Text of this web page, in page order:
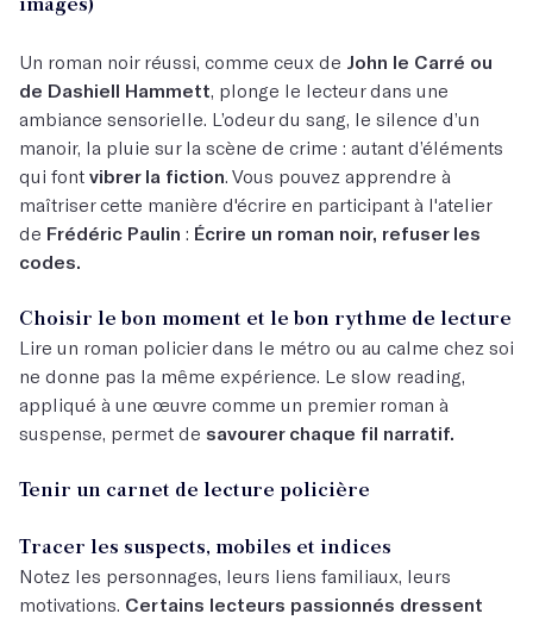
Un roman noir réussi, comme ceux de John le Carré ou
de Dashiell Hammett, plonge le lecteur dans une
ambiance sensorielle. L’odeur du sang, le silence d’un
manoir, la pluie sur la scène de crime : autant d’éléments
qui font vibrer la fiction. Vous pouvez apprendre à
maîtriser cette manière d'écrire en participant à l'atelier
de Frédéric Paulin : Écrire un roman noir, refuser les
codes.
Choisir le bon moment et le bon rythme de lecture
Lire un roman policier dans le métro ou au calme chez soi
ne donne pas la même expérience. Le slow reading,
appliqué à une œuvre comme un premier roman à
suspense, permet de savourer chaque fil narratif.
Tenir un carnet de lecture policière
Tracer les suspects, mobiles et indices
Notez les personnages, leurs liens familiaux, leurs
motivations. Certains lecteurs passionnés dressent